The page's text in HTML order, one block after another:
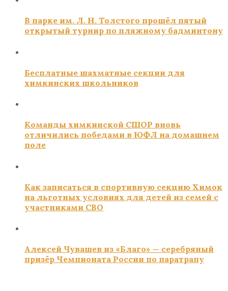
В парке им. Л. Н. Толстого прошёл пятый
открытый турнир по пляжному бадминтону
Бесплатные шахматные секции для
химкинских школьников
Команды химкинской СШОР вновь
отличились победами в ЮФЛ на домашнем
поле
Как записаться в спортивную секцию Химок
на льготных условиях для детей из семей с
участниками СВО
Алексей Чувашев из «Благо» — серебряный
призёр Чемпионата России по паратрапу